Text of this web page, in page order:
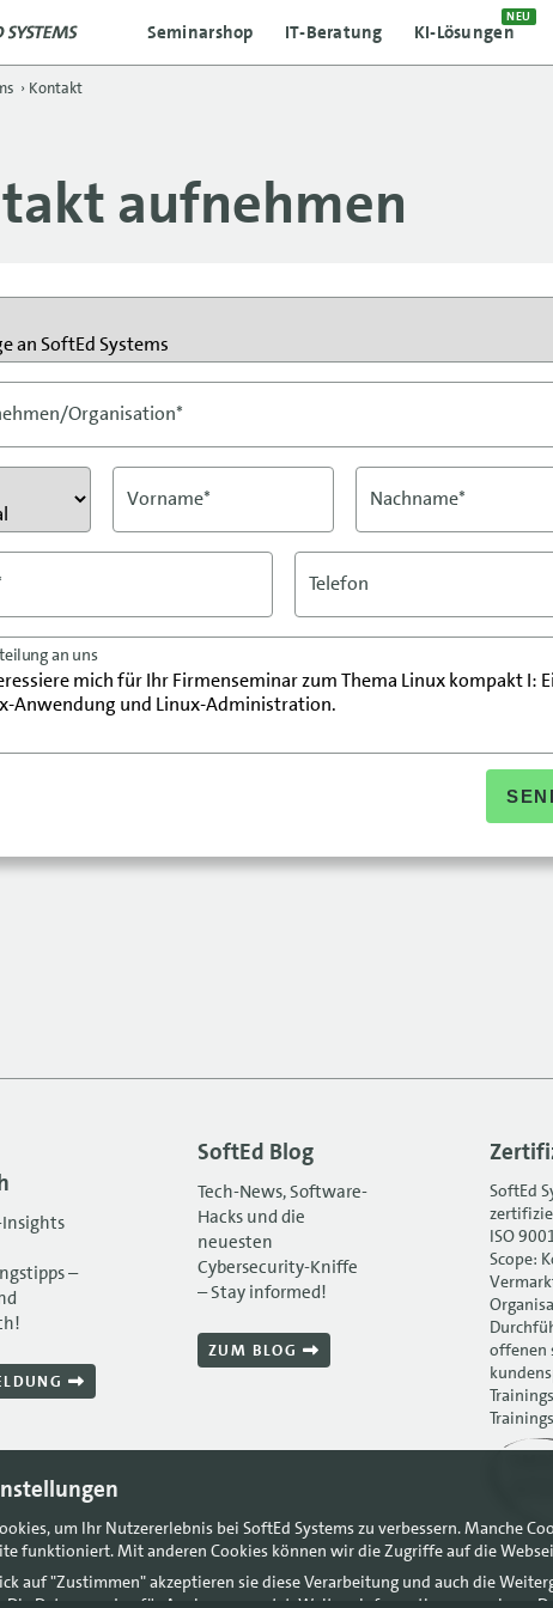
Seminarshop IT-Beratung KI-Lösungen
NEU
› Kontakt
aufnehmen
Organisation*
Vorname* Nachname*
Telefon
an uns
Insights
–
SoftEd Blog
Tech-News, Software-
Hacks und die
neuesten
Cybersecurity-Kniffe
– Stay informed!
ZUM BLOG
SoftEd
ISO
Scope:
offenen
um Ihr Nutzererlebnis bei SoftEd Systems zu verbessern. Manche
funktioniert. Mit anderen Cookies können wir die Zugriffe auf die
auf "Zustimmen" akzeptieren sie diese Verarbeitung und auch die